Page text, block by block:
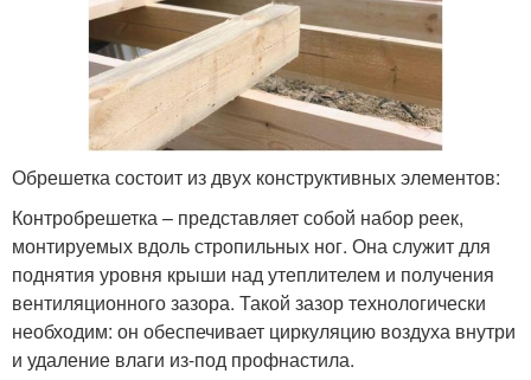
Обрешетка состоит из двух конструктивных элементов:
Контробрешетка – представляет собой набор реек,
монтируемых вдоль стропильных ног. Она служит для
поднятия уровня крыши над утеплителем и получения
вентиляционного зазора. Такой зазор технологически
необходим: он обеспечивает циркуляцию воздуха внутри
и удаление влаги из-под профнастила.